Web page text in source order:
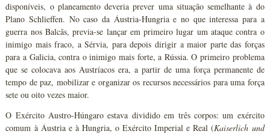
disponíveis, o planeamento deveria prever uma situação semelhante à do
Plano Schlieffen. No caso da Áustria-Hungria e no que interessa para a
guerra nos Balcãs, previa-se lançar em primeiro lugar um ataque contra o
inimigo mais fraco, a Sérvia, para depois dirigir a maior parte das forças
para a Galicia, contra o inimigo mais forte, a Rússia. O primeiro problema
que se colocava aos Austríacos era, a partir de uma força permanente de
tempo de paz, mobilizar e organizar os recursos necessários para uma força
sete ou oito vezes maior.
O Exército Austro-Húngaro estava dividido em três corpos: um exército
comum à Áustria e à Hungria, o Exército Imperial e Real (Kaiserlich und